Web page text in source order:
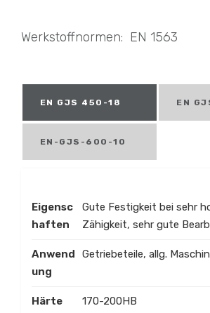
Werkstoffnormen: EN 1563
EN GJS 450-18 EN
EN-GJS-600-10
Eigensc
haften
Gute Festigkeit bei sehr
Zähigkeit, sehr gute
Anwend
ung
Getriebeteile, allg.
Härte 170-200HB